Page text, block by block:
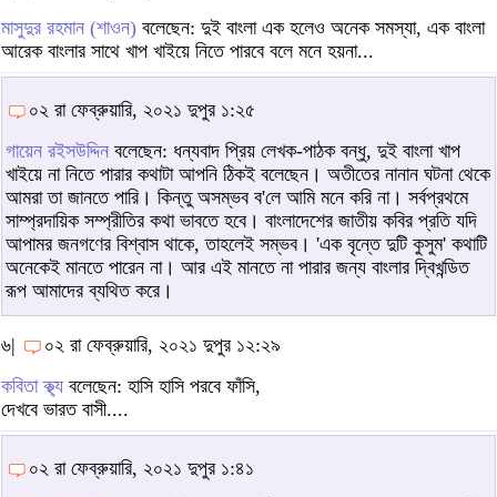
মাসুদুর রহমান (শাওন) বলেছেন: দুই বাংলা এক হলেও অনেক সমস্যা, এক বাংলা
আরেক বাংলার সাথে খাপ খাইয়ে নিতে পারবে বলে মনে হয়না...
০২ রা ফেব্রুয়ারি, ২০২১ দুপুর ১:২৫
গায়েন রইসউদ্দিন বলেছেন: ধন্যবাদ প্রিয় লেখক-পাঠক বন্ধু, দুই বাংলা খাপ
খাইয়ে না নিতে পারার কথাটা আপনি ঠিকই বলেছেন। অতীতের নানান ঘটনা থেকে
আমরা তা জানতে পারি। কিন্তু অসম্ভব ব'লে আমি মনে করি না। সর্বপ্রথমে
সাম্প্রদায়িক সম্প্রীতির কথা ভাবতে হবে। বাংলাদেশের জাতীয় কবির প্রতি যদি
আপামর জনগণের বিশ্বাস থাকে, তাহলেই সম্ভব। 'এক বৃন্তে দুটি কুসুম' কথাটি
অনেকেই মানতে পারেন না। আর এই মানতে না পারার জন্য বাংলার দ্বিখন্ডিত
রূপ আমাদের ব্যথিত করে।
৬|
০২ রা ফেব্রুয়ারি, ২০২১ দুপুর ১২:২৯
কবিতা ক্থ্য বলেছেন: হাসি হাসি পরবে ফাঁসি,
দেখবে ভারত বাসী....
০২ রা ফেব্রুয়ারি, ২০২১ দুপুর ১:৪১